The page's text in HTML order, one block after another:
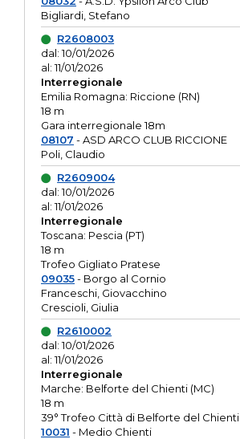
Bigliardi, Stefano
R2608003
dal: 10/01/2026
al: 11/01/2026
Interregionale
Emilia Romagna: Riccione (RN)
18 m
Gara interregionale 18m
08107 - ASD ARCO CLUB RICCIONE
Poli, Claudio
R2609004
dal: 10/01/2026
al: 11/01/2026
Interregionale
Toscana: Pescia (PT)
18 m
Trofeo Gigliato Pratese
09035- Borgo al Cornio
Franceschi, Giovacchino
Crescioli, Giulia
R2610002
dal: 10/01/2026
al: 11/01/2026
Interregionale
Marche: Belforte del Chienti (MC)
18 m
39° Trofeo Città di Belforte del Chienti.
10031 - Medio Chienti